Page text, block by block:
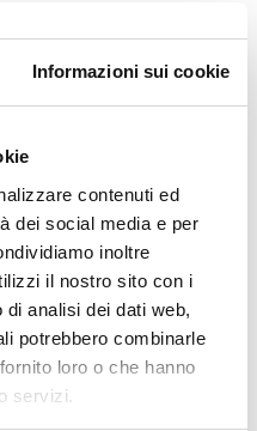
Informazioni sui cookie
contenuti ed
dei social media e per
inoltre
il nostro sito con i
analisi dei dati web,
potrebbero combinarle
loro o che hanno
servizi.
dallo scanner IMRIS
a tutte le tue
l’efficienza che ci
e la tua soddisfazione
ora.